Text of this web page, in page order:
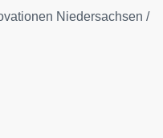
Niedersachsen /